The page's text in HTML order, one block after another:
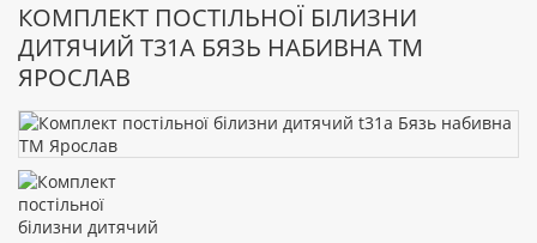
КОМПЛЕКТ ПОСТІЛЬНОЇ БІЛИЗНИ
ДИТЯЧИЙ T31A БЯЗЬ НАБИВНА ТМ
ЯРОСЛАВ